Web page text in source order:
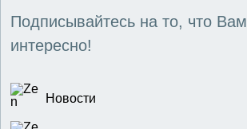
Подписывайтесь на то, что Вам
интересно!
Новости